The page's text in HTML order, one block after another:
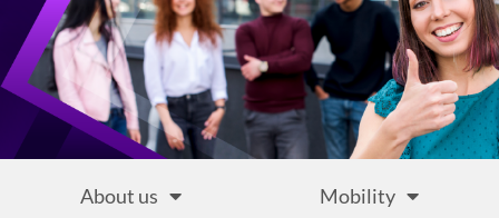
About us Mobility